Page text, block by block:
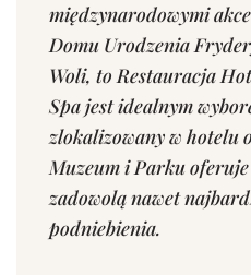
międzynarodowymi
Domu Urodzenia
Woli, to Restauracja
Spa jest idealnym
zlokalizowany w hotelu
Muzeum i Parku
zadowolą nawet
podniebienia.